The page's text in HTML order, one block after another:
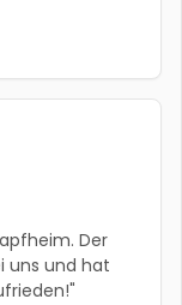
Der
uns und hat
"